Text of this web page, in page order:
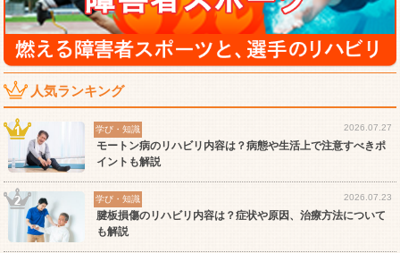
人気ランキング
学び・知識 2026.07.27
モートン病のリハビリ内容は？病態や生活上で注意すべきポ
イントも解説
学び・知識 2026.07.23
腱板損傷のリハビリ内容は？症状や原因、治療方法について
も解説